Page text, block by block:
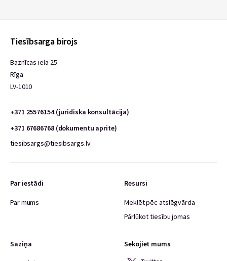
Tiesībsarga birojs
Baznīcas iela 25
Rīga
LV-1010
+371 25576154 (juridiska konsultācija)
+371 67686768 (dokumentu aprite)
tiesibsargs@tiesibsargs.lv
Par iestādi
Par mums
Resursi
Meklēt pēc atslēgvārda
Pārlūkot tiesību jomas
Saziņa
Sekojiet mums